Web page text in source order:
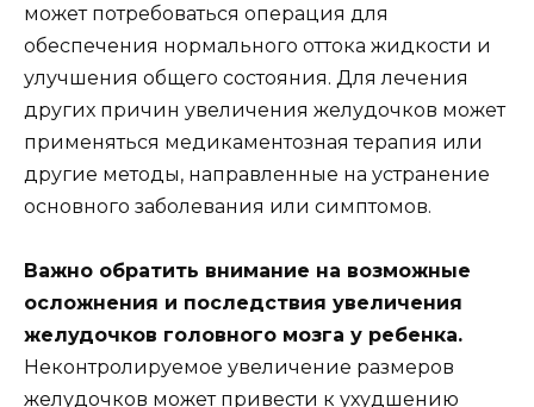
может потребоваться операция для
обеспечения нормального оттока жидкости и
улучшения общего состояния. Для лечения
других причин увеличения желудочков может
применяться медикаментозная терапия или
другие методы, направленные на устранение
основного заболевания или симптомов.
Важно обратить внимание на возможные
осложнения и последствия увеличения
желудочков головного мозга у ребенка.
Неконтролируемое увеличение размеров
желудочков может привести к ухудшению